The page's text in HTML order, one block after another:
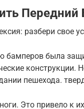
разбери свое
бамперов была
конструкции.
пешехода.
Это привело к